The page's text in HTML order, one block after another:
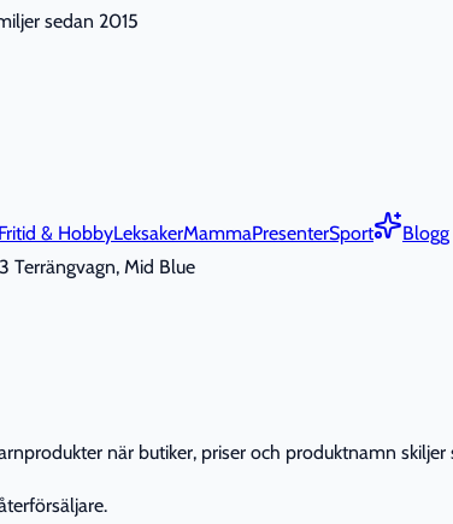
sedan 2015
Fritid & HobbyLeksakerMammaPresenterSport
Blogg
Terrängvagn, Mid Blue
när butiker, priser och produktnamn skiljer